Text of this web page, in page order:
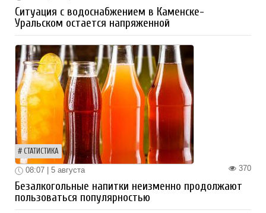
Ситуация с водоснабжением в Каменске-
Уральском остается напряженной
СТАТИСТИКА
370
08:07 | 5 августа
Безалкогольные напитки неизменно продолжают
пользоваться популярностью